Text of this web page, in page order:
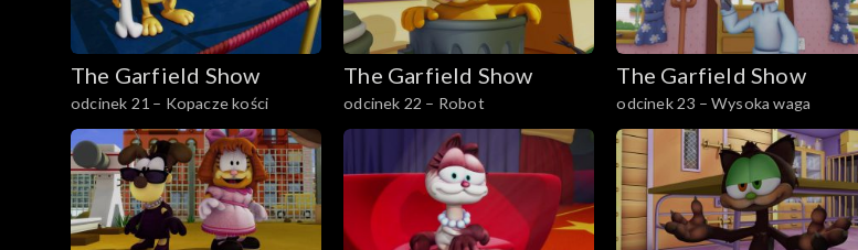
The Garfield Show
odcinek 21 – Kopacze kości
The Garfield Show
odcinek 22 – Robot
The Garfield Show
odcinek 23 – Wysoka waga